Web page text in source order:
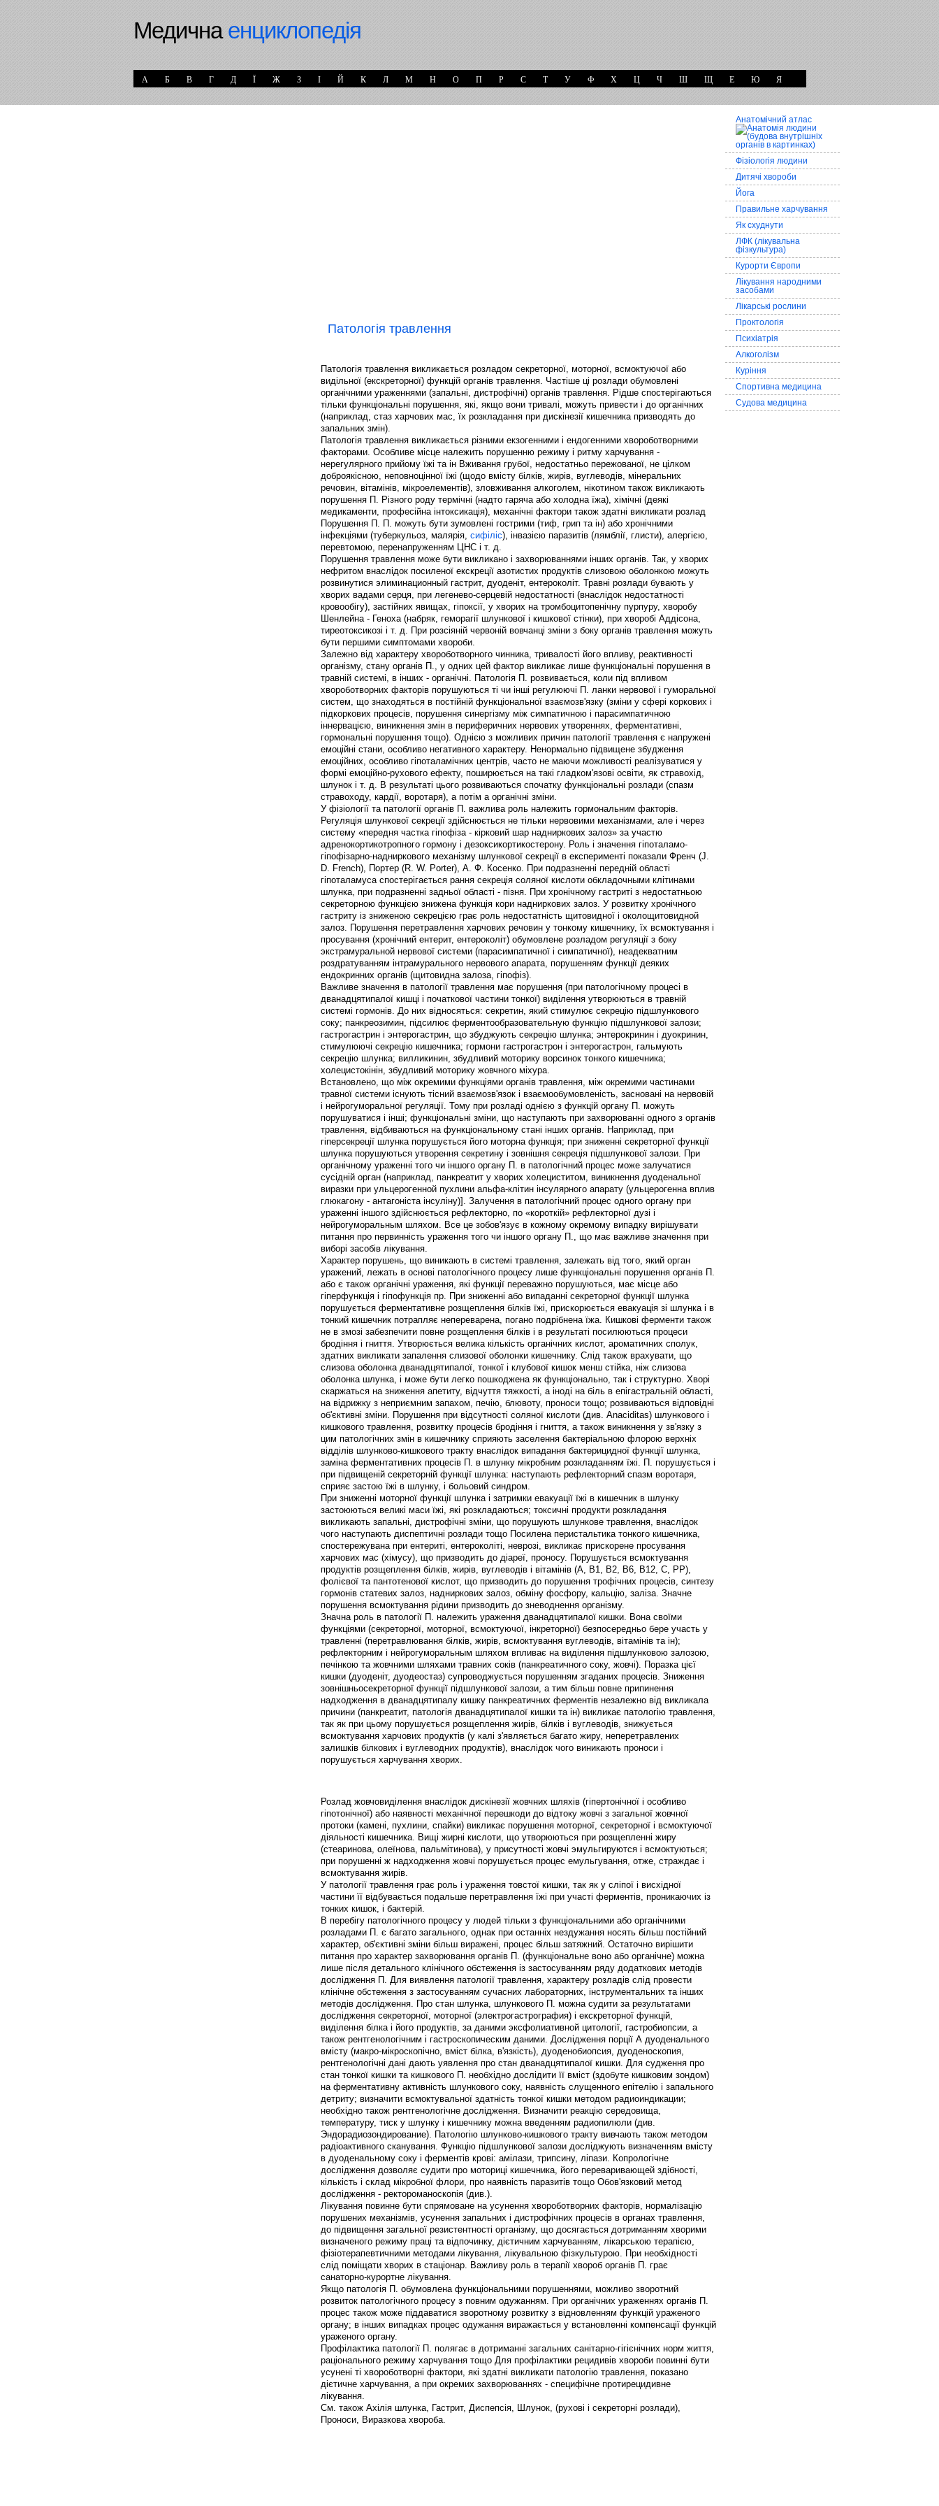
Медичнаенциклопедія
А Б В Г Д Ї Ж З І Й К Л М Н О П Р С Т У Ф Х Ц Ч Ш Щ Е Ю Я
Патологія травлення
Патологія травлення викликається розладом секреторної, моторної, всмоктуючої або
видільної (екскреторної) функцій органів травлення. Частіше ці розлади обумовлені
органічними ураженнями (запальні, дистрофічні) органів травлення. Рідше спостерігаються
тільки функціональні порушення, які, якщо вони тривалі, можуть привести і до органічних
(наприклад, стаз харчових мас, їх розкладання при дискінезії кишечника призводять до
запальних змін).
Патологія травлення викликається різними екзогенними і ендогенними хвороботворними
факторами. Особливе місце належить порушенню режиму і ритму харчування -
нерегулярного прийому їжі та ін Вживання грубої, недостатньо пережованої, не цілком
доброякісною, неповноцінної їжі (щодо вмісту білків, жирів, вуглеводів, мінеральних
речовин, вітамінів, мікроелементів), зловживання алкоголем, нікотином також викликають
порушення П. Різного роду термічні (надто гаряча або холодна їжа), хімічні (деякі
медикаменти, професійна інтоксикація), механічні фактори також здатні викликати розлад
Порушення П. П. можуть бути зумовлені гострими (тиф, грип та ін) або хронічними
інфекціями (туберкульоз, малярія, сифіліс), інвазією паразитів (лямблії, глисти), алергією,
перевтомою, перенапруженням ЦНС і т. д.
Порушення травлення може бути викликано і захворюваннями інших органів. Так, у хворих
нефритом внаслідок посиленої екскреції азотистих продуктів слизовою оболонкою можуть
розвинутися элиминационный гастрит, дуоденіт, ентероколіт. Травні розлади бувають у
хворих вадами серця, при легенево-серцевій недостатності (внаслідок недостатності
кровообігу), застійних явищах, гіпоксії, у хворих на тромбоцитопенічну пурпуру, хворобу
Шенлейна - Геноха (набряк, геморагії шлункової і кишкової стінки), при хворобі Аддісона,
тиреотоксикозі і т. д. При розсіяній червоній вовчанці зміни з боку органів травлення можуть
бути першими симптомами хвороби.
Залежно від характеру хвороботворного чинника, тривалості його впливу, реактивності
організму, стану органів П., у одних цей фактор викликає лише функціональні порушення в
травній системі, в інших - органічні. Патологія П. розвивається, коли під впливом
хвороботворних факторів порушуються ті чи інші регулюючі П. ланки нервової і гуморальної
систем, що знаходяться в постійній функціональної взаємозв'язку (зміни у сфері коркових і
підкоркових процесів, порушення синергізму між симпатичною і парасимпатичною
іннервацією, виникнення змін в периферичних нервових утвореннях, ферментативні,
гормональні порушення тощо). Однією з можливих причин патології травлення є напружені
емоційні стани, особливо негативного характеру. Ненормально підвищене збудження
емоційних, особливо гіпоталамічних центрів, часто не маючи можливості реалізуватися у
формі емоційно-рухового ефекту, поширюється на такі гладком'язові освіти, як стравохід,
шлунок і т. д. В результаті цього розвиваються спочатку функціональні розлади (спазм
стравоходу, кардії, воротаря), а потім а органічні зміни.
У фізіології та патології органів П. важлива роль належить гормональним факторів.
Регуляція шлункової секреції здійснюється не тільки нервовими механізмами, але і через
систему «передня частка гіпофіза - кірковий шар надниркових залоз» за участю
адренокортикотропного гормону і дезоксикортикостерону. Роль і значення гіпоталамо-
гіпофізарно-надниркового механізму шлункової секреції в експерименті показали Френч (J.
D. French), Портер (R. W. Porter), А. Ф. Косенко. При подразненні передній області
гіпоталамуса спостерігається рання секреція соляної кислоти обкладочными клітинами
шлунка, при подразненні задньої області - пізня. При хронічному гастриті з недостатньою
секреторною функцією знижена функція кори надниркових залоз. У розвитку хронічного
гастриту із зниженою секрецією грає роль недостатність щитовидної і околощитовидной
залоз. Порушення перетравлення харчових речовин у тонкому кишечнику, їх всмоктування і
просування (хронічний ентерит, ентероколіт) обумовлене розладом регуляції з боку
экстрамуральной нервової системи (парасимпатичної і симпатичної), неадекватним
роздратуванням інтрамурального нервового апарата, порушенням функції деяких
ендокринних органів (щитовидна залоза, гіпофіз).
Важливе значення в патології травлення має порушення (при патологічному процесі в
дванадцятипалої кишці і початкової частини тонкої) виділення утворюються в травній
системі гормонів. До них відносяться: секретин, який стимулює секрецію підшлункового
соку; панкреозимин, підсилює ферментообразовательную функцію підшлункової залози;
гастрогастрин і энтерогастрин, що збуджують секрецію шлунка; энтерокринин і дуокринин,
стимулюючі секрецію кишечника; гормони гастрогастрон і энтерогастрон, гальмують
секрецію шлунка; вилликинин, збудливий моторику ворсинок тонкого кишечника;
холецистокінін, збудливий моторику жовчного міхура.
Встановлено, що між окремими функціями органів травлення, між окремими частинами
травної системи існують тісний взаємозв'язок і взаємообумовленість, засновані на нервовій
і нейрогуморальної регуляції. Тому при розладі однією з функцій органу П. можуть
порушуватися і інші; функціональні зміни, що наступають при захворюванні одного з органів
травлення, відбиваються на функціональному стані інших органів. Наприклад, при
гіперсекреції шлунка порушується його моторна функція; при зниженні секреторної функції
шлунка порушуються утворення секретину і зовнішня секреція підшлункової залози. При
органічному ураженні того чи іншого органу П. в патологічний процес може залучатися
сусідній орган (наприклад, панкреатит у хворих холециститом, виникнення дуоденальної
виразки при ульцерогенной пухлини альфа-клітин інсулярного апарату (ульцерогенна вплив
глюкагону - антагоніста інсуліну)]. Залучення в патологічний процес одного органу при
ураженні іншого здійснюється рефлекторно, по «короткій» рефлекторної дузі і
нейрогуморальным шляхом. Все це зобов'язує в кожному окремому випадку вирішувати
питання про первинність ураження того чи іншого органу П., що має важливе значення при
виборі засобів лікування.
Характер порушень, що виникають в системі травлення, залежать від того, який орган
уражений, лежать в основі патологічного процесу лише функціональні порушення органів П.
або є також органічні ураження, які функції переважно порушуються, має місце або
гіперфункція і гіпофункція пр. При зниженні або випаданні секреторної функції шлунка
порушується ферментативне розщеплення білків їжі, прискорюється евакуація зі шлунка і в
тонкий кишечник потрапляє непереварена, погано подрібнена їжа. Кишкові ферменти також
не в змозі забезпечити повне розщеплення білків і в результаті посилюються процеси
бродіння і гниття. Утворюється велика кількість органічних кислот, ароматичних сполук,
здатних викликати запалення слизової оболонки кишечнику. Слід також врахувати, що
слизова оболонка дванадцятипалої, тонкої і клубової кишок менш стійка, ніж слизова
оболонка шлунка, і може бути легко пошкоджена як функціонально, так і структурно. Хворі
скаржаться на зниження апетиту, відчуття тяжкості, а іноді на біль в епігастральній області,
на відрижку з неприємним запахом, печію, блювоту, проноси тощо; розвиваються відповідні
об'єктивні зміни. Порушення при відсутності соляної кислоти (див. Anaciditas) шлункового і
кишкового травлення, розвитку процесів бродіння і гниття, а також виникнення у зв'язку з
цим патологічних змін в кишечнику сприяють заселення бактеріальною флорою верхніх
відділів шлунково-кишкового тракту внаслідок випадання бактерицидної функції шлунка,
заміна ферментативних процесів П. в шлунку мікробним розкладанням їжі. П. порушується і
при підвищеній секреторній функції шлунка: наступають рефлекторний спазм воротаря,
сприяє застою їжі в шлунку, і больовий синдром.
При зниженні моторної функції шлунка і затримки евакуації їжі в кишечник в шлунку
застоюються великі маси їжі, які розкладаються; токсичні продукти розкладання
викликають запальні, дистрофічні зміни, що порушують шлункове травлення, внаслідок
чого наступають диспептичні розлади тощо Посилена перистальтика тонкого кишечника,
спостережувана при ентериті, ентероколіті, неврозі, викликає прискорене просування
харчових мас (хімусу), що призводить до діареї, проносу. Порушується всмоктування
продуктів розщеплення білків, жирів, вуглеводів і вітамінів (А, В1, В2, В6, В12, С, РР),
фолієвої та пантотенової кислот, що призводить до порушення трофічних процесів, синтезу
гормонів статевих залоз, надниркових залоз, обміну фосфору, кальцію, заліза. Значне
порушення всмоктування рідини призводить до зневоднення організму.
Значна роль в патології П. належить ураження дванадцятипалої кишки. Вона своїми
функціями (секреторної, моторної, всмоктуючої, інкреторної) безпосередньо бере участь у
травленні (перетравлювання білків, жирів, всмоктування вуглеводів, вітамінів та ін);
рефлекторним і нейрогуморальным шляхом впливає на виділення підшлунковою залозою,
печінкою та жовчними шляхами травних соків (панкреатичного соку, жовчі). Поразка цієї
кишки (дуоденіт, дуодеостаз) супроводжується порушенням згаданих процесів. Зниження
зовнішньосекреторної функції підшлункової залози, а тим більш повне припинення
надходження в дванадцятипалу кишку панкреатичних ферментів незалежно від викликала
причини (панкреатит, патологія дванадцятипалої кишки та ін) викликає патологію травлення,
так як при цьому порушується розщеплення жирів, білків і вуглеводів, знижується
всмоктування харчових продуктів (у калі з'являється багато жиру, неперетравлених
залишків білкових і вуглеводних продуктів), внаслідок чого виникають проноси і
порушується харчування хворих.
Розлад жовчовиділення внаслідок дискінезії жовчних шляхів (гіпертонічної і особливо
гіпотонічної) або наявності механічної перешкоди до відтоку жовчі з загальної жовчної
протоки (камені, пухлини, спайки) викликає порушення моторної, секреторної і всмоктуючої
діяльності кишечника. Вищі жирні кислоти, що утворюються при розщепленні жиру
(стеаринова, олеїнова, пальмітинова), у присутності жовчі эмульгируются і всмоктуються;
при порушенні ж надходження жовчі порушується процес емульгування, отже, страждає і
всмоктування жирів.
У патології травлення грає роль і ураження товстої кишки, так як у сліпої і висхідної
частини її відбувається подальше перетравлення їжі при участі ферментів, проникаючих із
тонких кишок, і бактерій.
В перебігу патологічного процесу у людей тільки з функціональними або органічними
розладами П. є багато загального, однак при останніх нездужання носять більш постійний
характер, об'єктивні зміни більш виражені, процес більш затяжний. Остаточно вирішити
питання про характер захворювання органів П. (функціональне воно або органічне) можна
лише після детального клінічного обстеження із застосуванням ряду додаткових методів
дослідження П. Для виявлення патології травлення, характеру розладів слід провести
клінічне обстеження з застосуванням сучасних лабораторних, інструментальних та інших
методів дослідження. Про стан шлунка, шлункового П. можна судити за результатами
дослідження секреторної, моторної (электрогастрография) і екскреторної функцій,
виділення білка і його продуктів, за даними эксфолиативной цитології, гастробиопсии, а
також рентгенологічним і гастроскопическим даними. Дослідження порції А дуоденального
вмісту (макро-мікроскопічно, вміст білка, в'язкість), дуоденобиопсия, дуоденоскопия,
рентгенологічні дані дають уявлення про стан дванадцятипалої кишки. Для судження про
стан тонкої кишки та кишкового П. необхідно дослідити її вміст (здобуте кишковим зондом)
на ферментативну активність шлункового соку, наявність слущенного епітелію і запального
детриту; визначити всмоктувальної здатність тонкої кишки методом радиоиндикации;
необхідно також рентгенологічне дослідження. Визначити реакцію середовища,
температуру, тиск у шлунку і кишечнику можна введенням радиопилюли (див.
Эндорадиозондирование). Патологію шлунково-кишкового тракту вивчають також методом
радіоактивного сканування. Функцію підшлункової залози досліджують визначенням вмісту
в дуоденальному соку і ферментів крові: амілази, трипсину, ліпази. Копрологічне
дослідження дозволяє судити про моториці кишечника, його переваривающей здібності,
кількість і склад мікробної флори, про наявність паразитів тощо Обов'язковий метод
дослідження - ректороманоскопія (див.).
Лікування повинне бути спрямоване на усунення хвороботворних факторів, нормалізацію
порушених механізмів, усунення запальних і дистрофічних процесів в органах травлення,
до підвищення загальної резистентності організму, що досягається дотриманням хворими
визначеного режиму праці та відпочинку, дієтичним харчуванням, лікарською терапією,
фізіотерапевтичними методами лікування, лікувальною фізкультурою. При необхідності
слід поміщати хворих в стаціонар. Важливу роль в терапії хвороб органів П. грає
санаторно-курортне лікування.
Якщо патологія П. обумовлена функціональними порушеннями, можливо зворотний
розвиток патологічного процесу з повним одужанням. При органічних ураженнях органів П.
процес також може піддаватися зворотному розвитку з відновленням функцій ураженого
органу; в інших випадках процес одужання виражається у встановленні компенсації функцій
ураженого органу.
Профілактика патології П. полягає в дотриманні загальних санітарно-гігієнічних норм життя,
раціонального режиму харчування тощо Для профілактики рецидивів хвороби повинні бути
усунені ті хвороботворні фактори, які здатні викликати патологію травлення, показано
дієтичне харчування, а при окремих захворюваннях - специфічне протирецидивне
лікування.
См. також Ахілія шлунка, Гастрит, Диспепсія, Шлунок, (рухові і секреторні розлади),
Проноси, Виразкова хвороба.
Анатомічний атлас
Фізіологія людини
Дитячі хвороби
Йога
Правильне харчування
Як схуднути
ЛФК (лікувальна
фізкультура)
Курорти Європи
Лікування народними
засобами
Лікарські рослини
Проктологія
Психіатрія
Алкоголізм
Куріння
Спортивна медицина
Судова медицина